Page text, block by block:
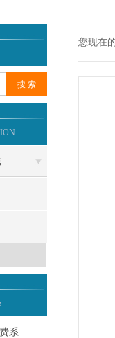
SmartPM3000智能远程预付费系统在能源管理领域中发挥着重要作用
您现在